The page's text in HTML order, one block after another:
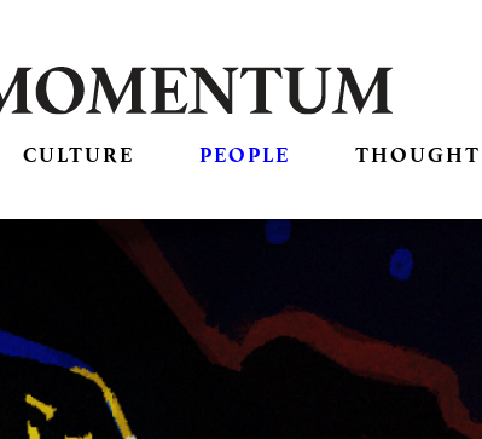
CULTURE PEOPLE THOUGHT